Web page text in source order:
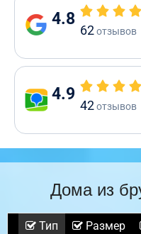
4.8
62отзывов
4.9
42отзывов
Дома из
Тип Размер